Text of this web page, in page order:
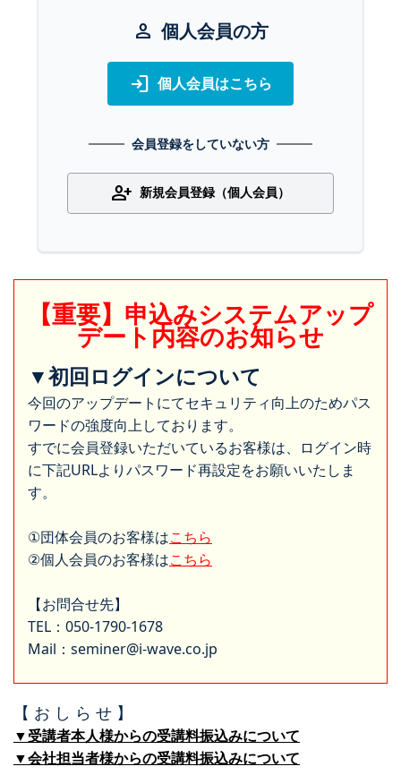
person 個人会員の方
login 個人会員はこちら
会員登録をしていない方
person_add 新規会員登録（個人会員）
【重要】申込みシステムアップ
デート内容のお知らせ
▼初回ログインについて
今回のアップデートにてセキュリティ向上のためパス
ワードの強度向上しております。
すでに会員登録いただいているお客様は、ログイン時
に下記URLよりパスワード再設定をお願いいたしま
す。
①団体会員のお客様はこちら
②個人会員のお客様はこちら
【お問合せ先】
TEL：050-1790-1678
Mail：seminer@i-wave.co.jp
【 お し ら せ 】
▼受講者本人様からの受講料振込みについて
▼会社担当者様からの受講料振込みについて